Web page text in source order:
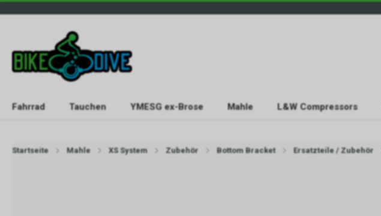
Fahrrad Tauchen YMESG ex-Brose Mahle L&W Compressors
Startseite Mahle XS System Zubehör Bottom Bracket Ersatzteile / Zubehör